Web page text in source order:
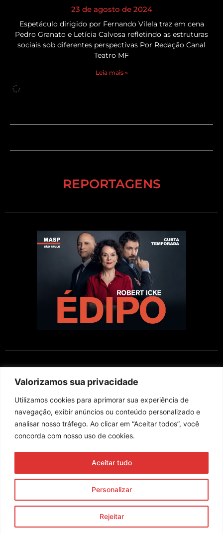
Valorizamos sua privacidade
Utilizamos cookies para aprimorar sua experiência de
navegação, exibir anúncios ou conteúdo personalizado e
analisar nosso tráfego. Ao clicar em “Aceitar todos”, você
concorda com nosso uso de cookies.
Personalizar
Rejeitar
Aceitar tudo
23 de agosto de 2024
Espetáculo dirigido por Fernando Vilela traz em cena
Pedro Granato e Letícia Calvosa refletindo as estruturas
sociais sob diferentes perspectivas Por Redação Canal
Teatro MF
Leia mais »
REPORTAGENS
EM CARTAZ
Assine nossa newsletter
Enviar
Política de Privacidade e Termos de Uso